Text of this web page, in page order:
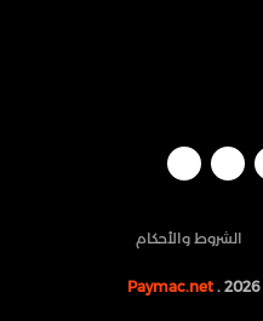
الشروط والأحكام
Paymac.net . 2026